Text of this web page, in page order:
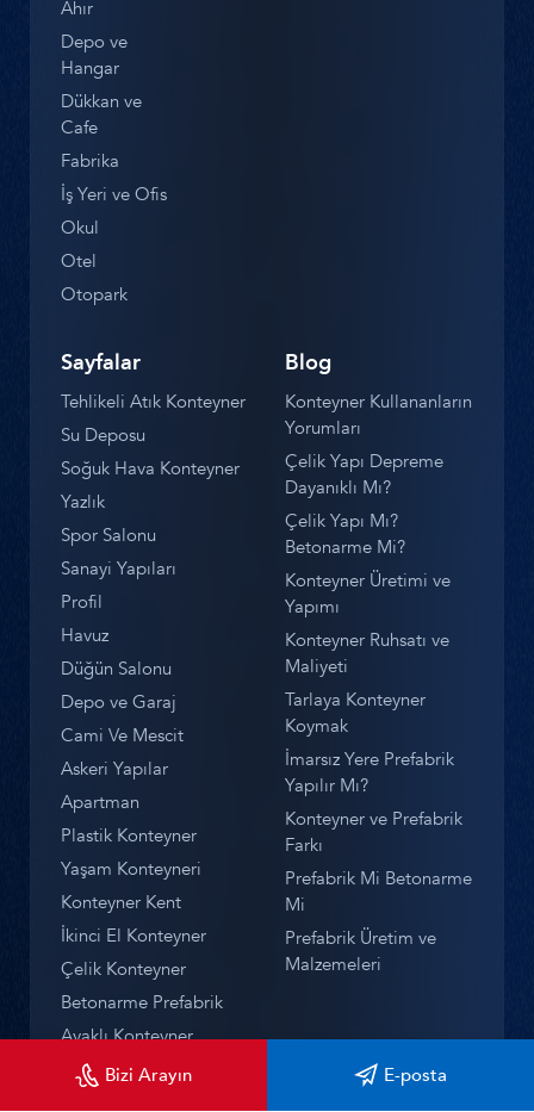
Ahır
Depo ve
Hangar
Dükkan ve
Cafe
Fabrika
İş Yeri ve Ofis
Okul
Otel
Otopark
Sayfalar
Tehlikeli Atık Konteyner
Su Deposu
Soğuk Hava Konteyner
Yazlık
Spor Salonu
Sanayi Yapıları
Profil
Havuz
Düğün Salonu
Depo ve Garaj
Cami Ve Mescit
Askeri Yapılar
Apartman
Plastik Konteyner
Yaşam Konteyneri
Konteyner Kent
İkinci El Konteyner
Çelik Konteyner
Betonarme Prefabrik
Ayaklı Konteyner
Deprem Konteyneri
Blog
Konteyner Kullananların
Yorumları
Çelik Yapı Depreme
Dayanıklı Mı?
Çelik Yapı Mı?
Betonarme Mi?
Konteyner Üretimi ve
Yapımı
Konteyner Ruhsatı ve
Maliyeti
Tarlaya Konteyner
Koymak
İmarsız Yere Prefabrik
Yapılır Mı?
Konteyner ve Prefabrik
Farkı
Prefabrik Mi Betonarme
Mi
Prefabrik Üretim ve
Malzemeleri
Bizi Arayın E-posta